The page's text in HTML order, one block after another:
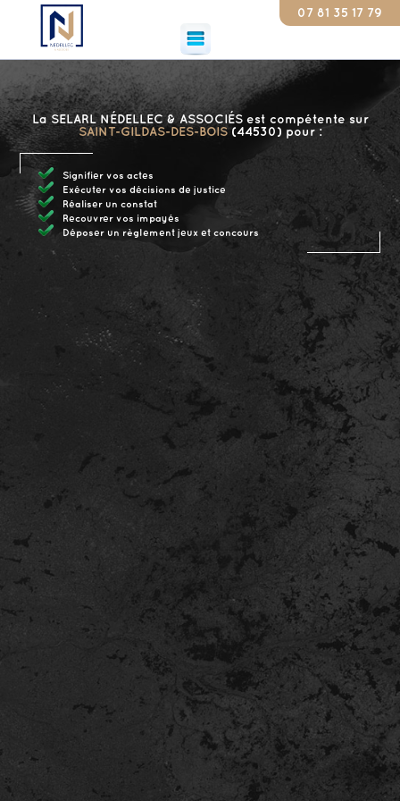
07 81 35 17 79
La SELARL NÉDELLEC & ASSOCIÉS est compétente sur
SAINT-GILDAS-DES-BOIS (44530) pour :
Signifier vos actes
Exécuter vos décisions de justice
Réaliser un constat
Recouvrer vos impayés
Déposer un règlement jeux et concours